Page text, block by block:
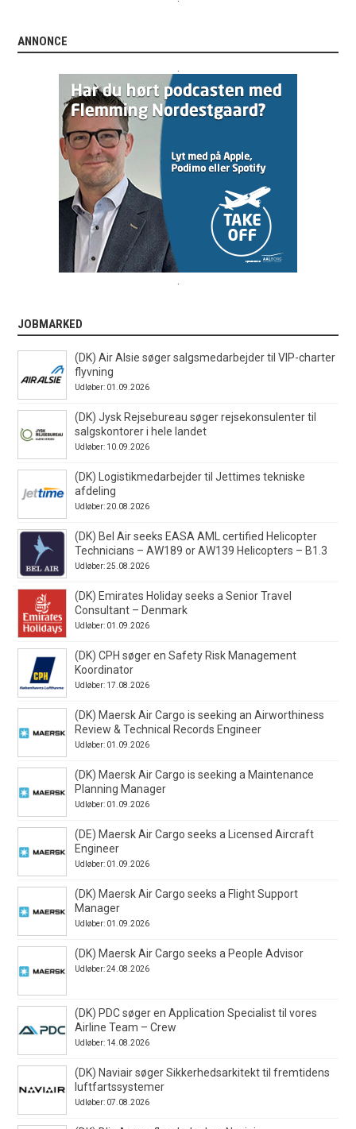
ANNONCE
JOBMARKED
(DK) Air Alsie søger salgsmedarbejder til VIP-charter
flyvning
Udløber: 01.09.2026
(DK) Jysk Rejsebureau søger rejsekonsulenter til
salgskontorer i hele landet
Udløber: 10.09.2026
(DK) Logistikmedarbejder til Jettimes tekniske
afdeling
Udløber: 20.08.2026
(DK) Bel Air seeks EASA AML certified Helicopter
Technicians – AW189 or AW139 Helicopters – B1.3
Udløber: 25.08.2026
(DK) Emirates Holiday seeks a Senior Travel
Consultant – Denmark
Udløber: 01.09.2026
(DK) CPH søger en Safety Risk Management
Koordinator
Udløber: 17.08.2026
(DK) Maersk Air Cargo is seeking an Airworthiness
Review & Technical Records Engineer
Udløber: 01.09.2026
(DK) Maersk Air Cargo is seeking a Maintenance
Planning Manager
Udløber: 01.09.2026
(DE) Maersk Air Cargo seeks a Licensed Aircraft
Engineer
Udløber: 01.09.2026
(DK) Maersk Air Cargo seeks a Flight Support
Manager
Udløber: 01.09.2026
(DK) Maersk Air Cargo seeks a People Advisor
Udløber: 24.08.2026
(DK) PDC søger en Application Specialist til vores
Airline Team – Crew
Udløber: 14.08.2026
(DK) Naviair søger Sikkerhedsarkitekt til fremtidens
luftfartssystemer
Udløber: 07.08.2026